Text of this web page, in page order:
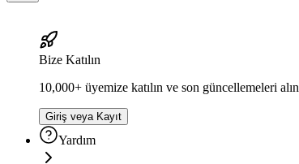
Bize Katılın
10,000+ üyemize katılın ve son güncellemeleri alın
Giriş veya Kayıt
Yardım